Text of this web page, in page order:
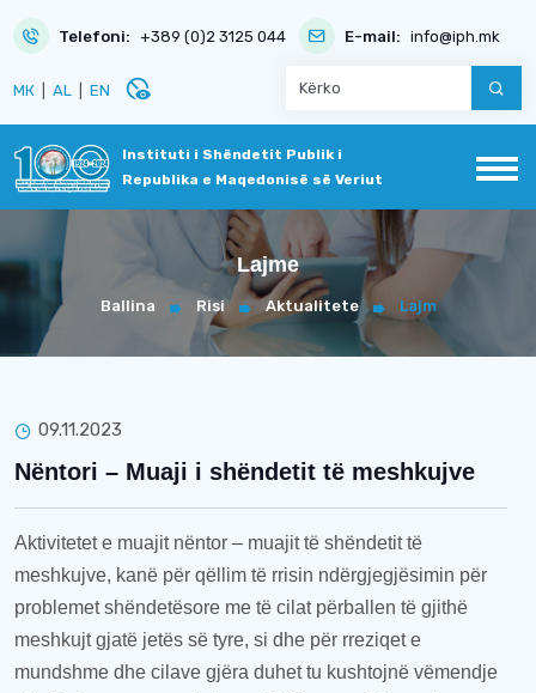
Telefoni: +389 (0)2 3125 044 E-mail: info@iph.mk
МК AL EN disabled_visible
Instituti i Shëndetit Publik i
Republika e Maqedonisë së Veriut
Lajme
Ballina Risi Aktualitete Lajm
09.11.2023
Nëntori – Muaji i shëndetit të meshkujve
Aktivitetet e muajit nëntor – muajit të shëndetit të
meshkujve, kanë për qëllim të rrisin ndërgjegjësimin për
problemet shëndetësore me të cilat përballen të gjithë
meshkujt gjatë jetës së tyre, si dhe për rreziqet e
mundshme dhe cilave gjëra duhettu kushtojnë vëmendje